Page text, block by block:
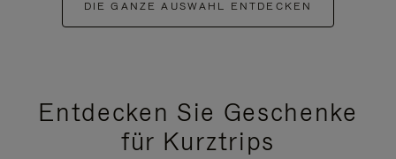
DIE GANZE AUSWAHL ENTDECKEN
Entdecken Sie Geschenke
für Kurztrips